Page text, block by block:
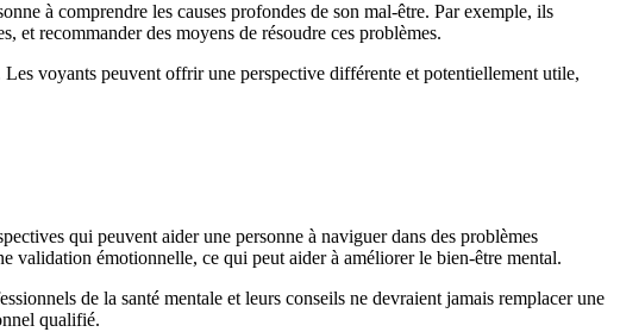
à comprendre les causes profondes de son mal-être. Par exemple, ils
et recommander des moyens de résoudre ces problèmes.
voyants peuvent offrir une perspective différente et potentiellement utile,
qui peuvent aider une personne à naviguer dans des problèmes
validation émotionnelle, ce qui peut aider à améliorer le bien-être mental.
de la santé mentale et leurs conseils ne devraient jamais remplacer une
qualifié.